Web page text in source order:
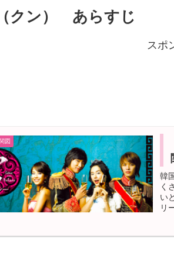
クン） あらすじ
スポ
図
韓
く
い
リ